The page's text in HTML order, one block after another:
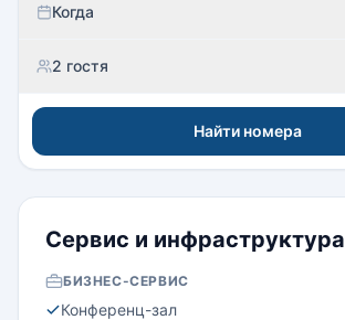
Когда
2 гостя
Найти номера
Сервис и инфраструктура
БИЗНЕС-СЕРВИС
Конференц-зал